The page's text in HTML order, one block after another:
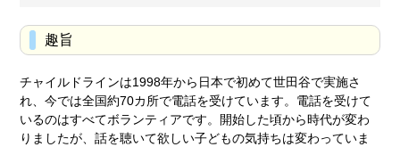
趣旨
チャイルドラインは1998年から日本で初めて世田谷で実施さ
れ、今では全国約70カ所で電話を受けています。電話を受けて
いるのはすべてボランティアです。開始した頃から時代が変わ
りましたが、話を聴いて欲しい子どもの気持ちは変わっていま